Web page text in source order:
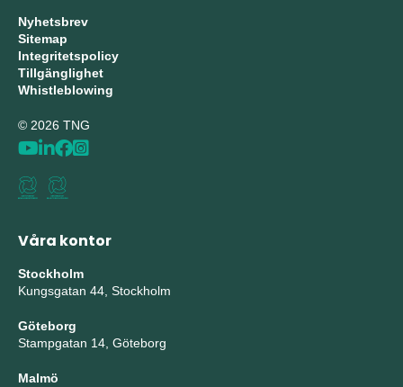
Nyhetsbrev
Sitemap
Integritetspolicy
Tillgänglighet
Whistleblowing
© 2026 TNG
Våra kontor
Stockholm
Kungsgatan 44, Stockholm
Göteborg
Stampgatan 14, Göteborg
Malmö